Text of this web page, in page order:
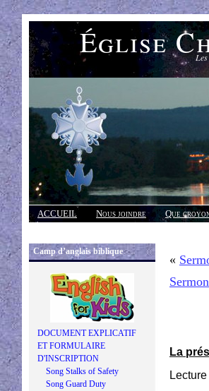
Église
ACCUEIL Nous joindre Que
Réponses
Camp d’anglais biblique
DOCUMENT EXPLICATIF
ET FORMULAIRE
D'INSCRIPTION
Song Stalks of Safety
Song Guard Duty
«
La